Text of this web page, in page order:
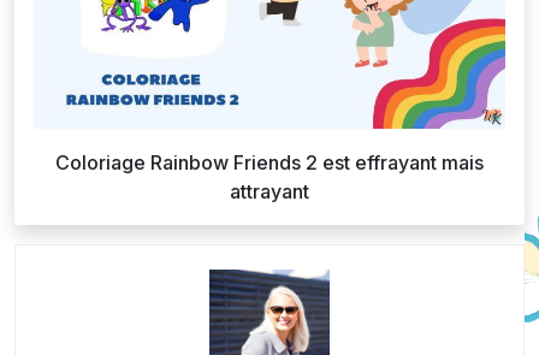
Coloriage Rainbow Friends 2 est effrayant mais
attrayant